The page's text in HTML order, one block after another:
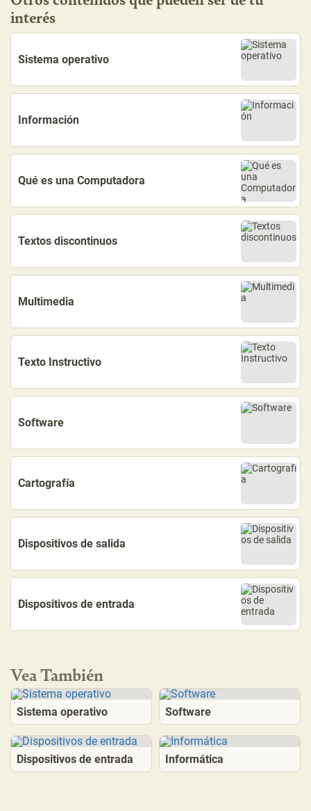
interés
Sistema operativo
Información
Qué es una Computadora
Textos discontinuos
Multimedia
Texto Instructivo
Software
Cartografía
Dispositivos de salida
Dispositivos de entrada
Vea También
Sistema operativo Software
Dispositivos de entrada Informática